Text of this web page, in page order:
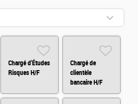
Chargé d'Études
Risques H/F
Chargé de
clientèle
bancaire H/F